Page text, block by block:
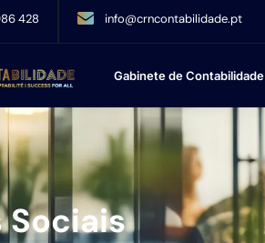
428 info@crncontabilidade.pt
Gabinete de Contabilidade